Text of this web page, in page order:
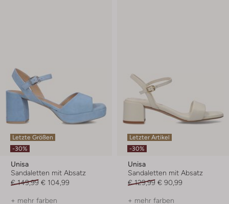
Letzte Größen
-30%
Unisa
Sandaletten mit Absatz
€ 149,99 € 104,99
+ mehr farben
Letzter Artikel
-30%
Unisa
Sandaletten mit Absatz
€ 129,99 € 90,99
+ mehr farben